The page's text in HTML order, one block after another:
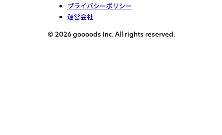
プライバシーポリシー
運営会社
© 2026 goooods Inc. All rights reserved.